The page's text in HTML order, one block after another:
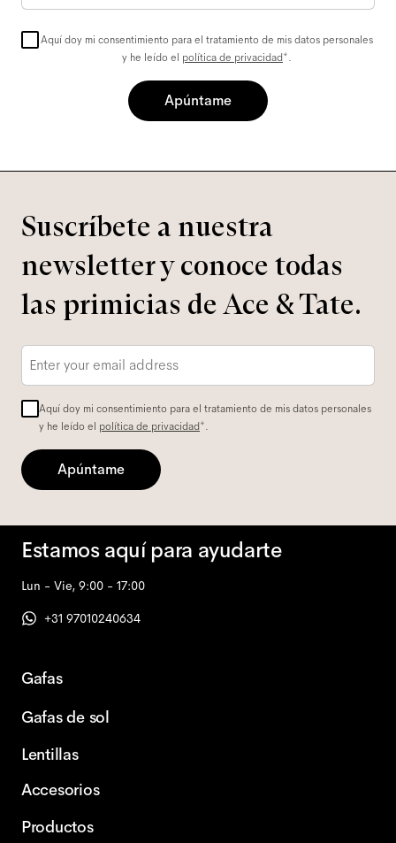
Aquí doy mi consentimiento para el tratamiento de mis datos personales
y he leído el política de privacidad*.
Apúntame
Suscríbete a nuestra
newsletter y conoce todas
las primicias de Ace & Tate.
Correo
electrónico *
Aquí doy mi consentimiento para el tratamiento de mis datos personales
y he leído el política de privacidad*.
Apúntame
Estamos aquí para ayudarte
Lun - Vie, 9:00 - 17:00
+31 97010240634
Gafas
Gafas de sol
Lentillas
Accesorios
Productos